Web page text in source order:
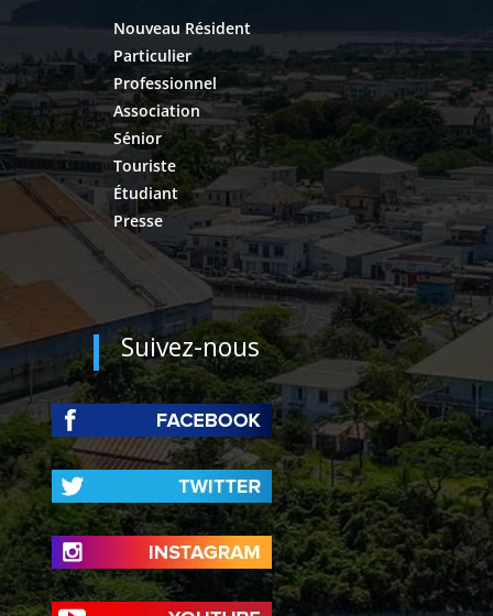
Nouveau Résident
Particulier
Professionnel
Association
Sénior
Touriste
Étudiant
Presse
Suivez-nous